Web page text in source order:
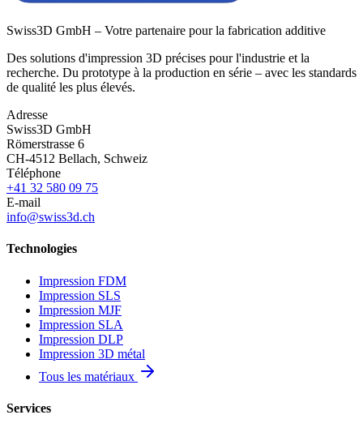
Swiss3D GmbH – Votre partenaire pour la fabrication additive
Des solutions d'impression 3D précises pour l'industrie et la
recherche. Du prototype à la production en série – avec les standards
de qualité les plus élevés.
Adresse
Swiss3D GmbH
Römerstrasse 6
CH-4512 Bellach, Schweiz
Téléphone
+41 32 580 09 75
E-mail
info@swiss3d.ch
Technologies
Impression FDM
Impression SLS
Impression MJF
Impression SLA
Impression DLP
Impression 3D métal
Tous les matériaux
Services